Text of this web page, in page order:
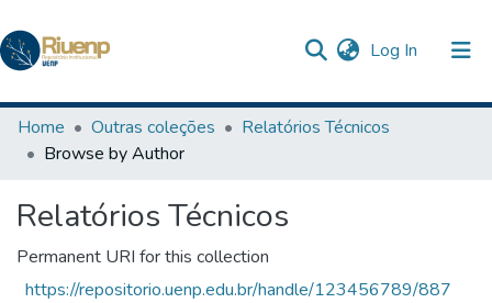
Log In (current)
Communities & Collections
Browse DSpace
The Repository
Home Outras coleções
Relatórios Técnicos
Browse by Author
Relatórios Técnicos
Permanent URI for this collection
https://repositorio.uenp.edu.br/handle/123456789/887